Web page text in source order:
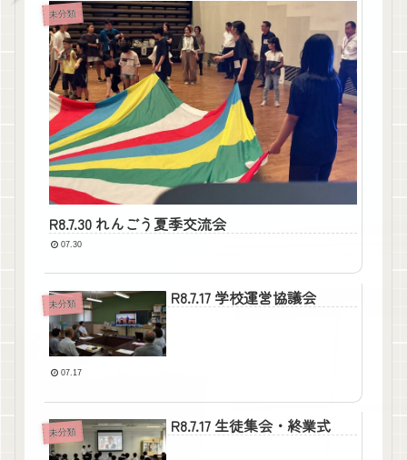
未分類
R8.7.30 れんごう夏季交流会
07.30
未分類 R8.7.17 学校運営協議会
07.17
未分類 R8.7.17 生徒集会・終業式